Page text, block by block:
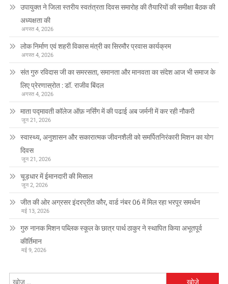
उपायुक्त ने जिला स्तरीय स्वतंत्रता दिवस समारोह की तैयारियों की समीक्षा बैठक की
अध्यक्षता की
अगस्त 4, 2026
लोक निर्माण एवं शहरी विकास मंत्री का सिरमौर प्रवास कार्यक्रम
अगस्त 4, 2026
संत गुरु रविदास जी का समरसता, समानता और मानवता का संदेश आज भी समाज के
लिए प्रेरणास्रोत : डॉ. राजीव बिंदल
अगस्त 4, 2026
माता पद्मावती कॉलेज ऑफ़ नर्सिंग में की पढाई अब जर्मनी में कर रही नौकरी
जून 21, 2026
स्वास्थ्य, अनुशासन और सकारात्मक जीवनशैली को समर्पितनिरंकारी मिशन का योग
दिवस
जून 21, 2026
चूड़धार में ईमानदारी की मिसाल
जून 2, 2026
जीत की ओर अग्रसर इंदरप्रीत कौर, वार्ड नंबर 06 में मिल रहा भरपूर समर्थन
मई 13, 2026
गुरु नानक मिशन पब्लिक स्कूल के छात्र पार्थ ठाकुर ने स्थापित किया अभूतपूर्व
कीर्तिमान
मई 9, 2026